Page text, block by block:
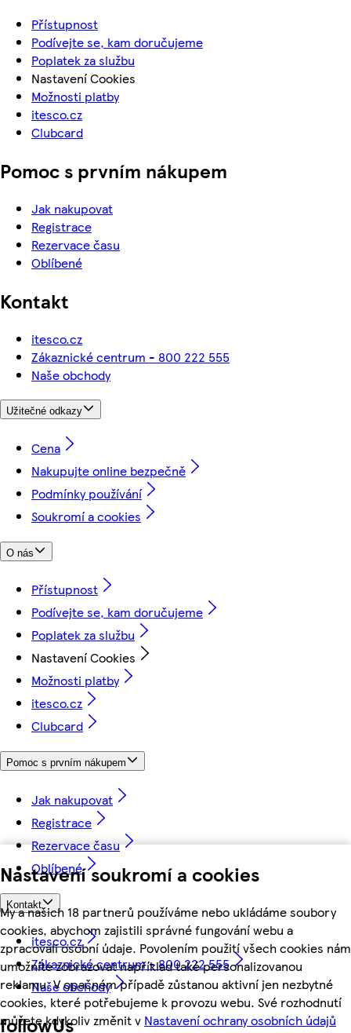
Nastavení soukromí a cookies
My a našich 18 partnerů používáme nebo ukládáme soubory
cookies, abychom zajistili správné fungování webu a
zpracovali osobní údaje. Povolením použití všech cookies nám
umožníte zobrazovat například také personalizovanou
reklamu. V opačném případě zůstanou aktivní jen nezbytné
cookies, které potřebujeme k provozu webu. Své rozhodnutí
můžete kdykoliv změnit v Nastavení ochrany osobních údajů
Přístupnost
Podívejte se, kam doručujeme
Poplatek za službu
Nastavení Cookies
Možnosti platby
itesco.cz
Clubcard
Pomoc s prvním nákupem
Jak nakupovat
Registrace
Rezervace času
Oblíbené
Kontakt
itesco.cz
Zákaznické centrum - 800 222 555
Naše obchody
Užitečné odkazy
Cena
Nakupujte online bezpečně
Podmínky používání
Soukromí a cookies
O nás
Přístupnost
Podívejte se, kam doručujeme
Poplatek za službu
Nastavení Cookies
Možnosti platby
itesco.cz
Clubcard
Pomoc s prvním nákupem
Jak nakupovat
Registrace
Rezervace času
Oblíbené
Kontakt
itesco.cz
Zákaznické centrum - 800 222 555
Naše obchody
followUs